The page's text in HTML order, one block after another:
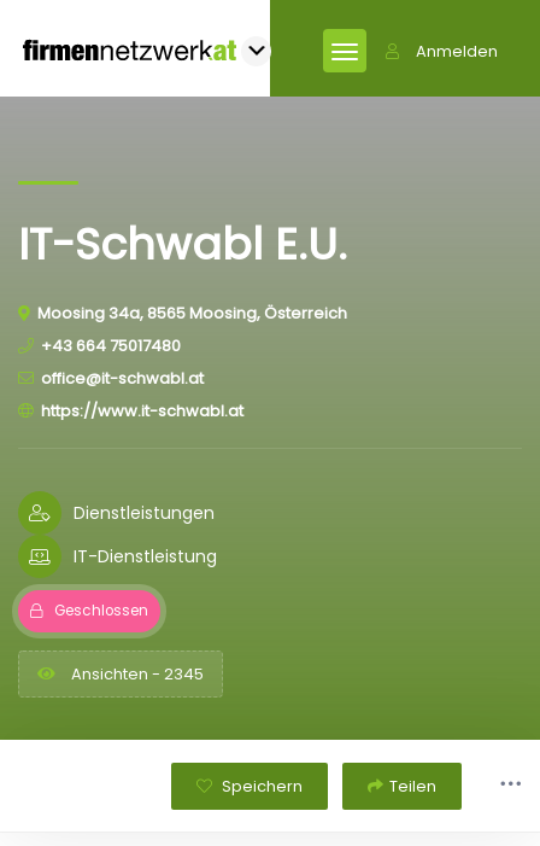
Anmelden
IT-Schwabl E.U.
Moosing 34a, 8565 Moosing, Österreich
+43 664 75017480
office@it-schwabl.at
https://www.it-schwabl.at
Dienstleistungen
IT-Dienstleistung
Geschlossen
Ansichten - 2345
Speichern Teilen